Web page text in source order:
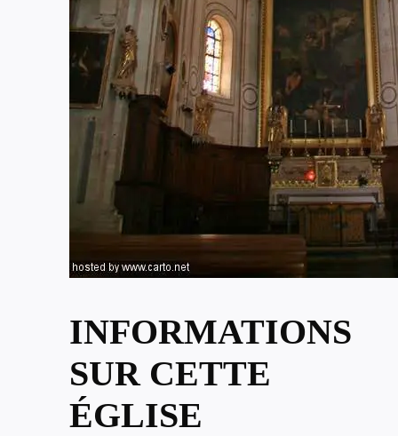
INFORMATIONS
SUR CETTE
ÉGLISE